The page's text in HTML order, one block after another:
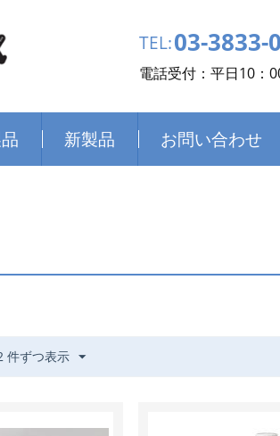
TEL:03-3833-
電話受付：平日10：
新製品 お問い合わせ
件ずつ表示